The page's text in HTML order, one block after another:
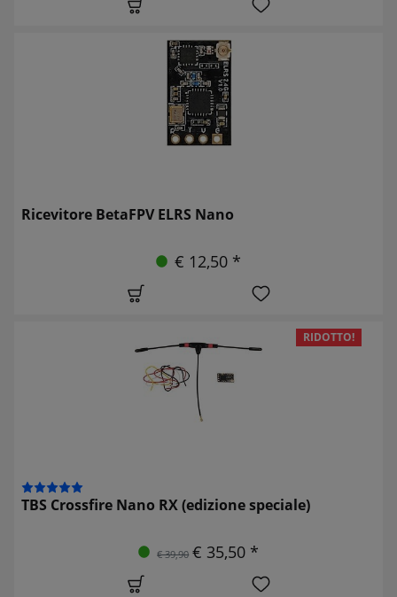
Ricevitore BetaFPV ELRS Nano
€ 12,50 *
RIDOTTO!
TBS Crossfire Nano RX (edizione speciale)
€ 39,90 € 35,50 *